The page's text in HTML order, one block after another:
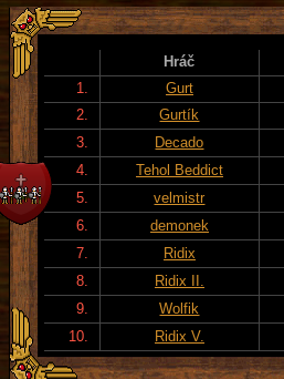
Hráč
1.
Gurt
2.
Gurtík
3.
Decado
4.
Tehol Beddict
5.
velmistr
6.
demonek
7.
Ridix
8.
Ridix II.
9.
Wolfik
10.
Ridix V.